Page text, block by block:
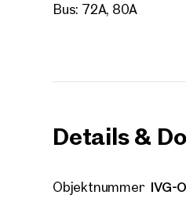
Bus: 72A, 80A
Details &
Objektnummer IVG-